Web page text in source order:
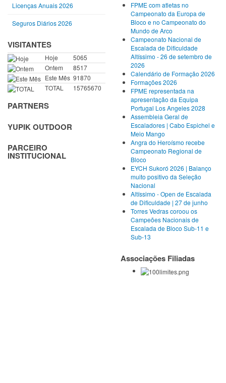
Licenças Anuais 2026
Seguros Diários 2026
VISITANTES
Hoje
5065
Ontem
8517
Este Mês 91870
TOTAL
15765670
PARTNERS
YUPIK OUTDOOR
PARCEIRO
INSTITUCIONAL
FPME com atletas no
Campeonato da Europa de
Bloco e no Campeonato do
Mundo de Arco
Campeonato Nacional de
Escalada de Dificuldade
Altíssimo - 26 de setembro de
2026
Calendário de Formação 2026
Formações 2026
FPME representada na
apresentação da Equipa
Portugal Los Angeles 2028
Assembleia Geral de
Escaladores | Cabo Espichel e
Meio Mango
Angra do Heroísmo recebe
Campeonato Regional de
Bloco
EYCH Sukoró 2026 | Balanço
muito positivo da Seleção
Nacional
Altíssimo - Open de Escalada
de Dificuldade | 27 de junho
Torres Vedras coroou os
Campeões Nacionais de
Escalada de Bloco Sub-11 e
Sub-13
Associações Filiadas